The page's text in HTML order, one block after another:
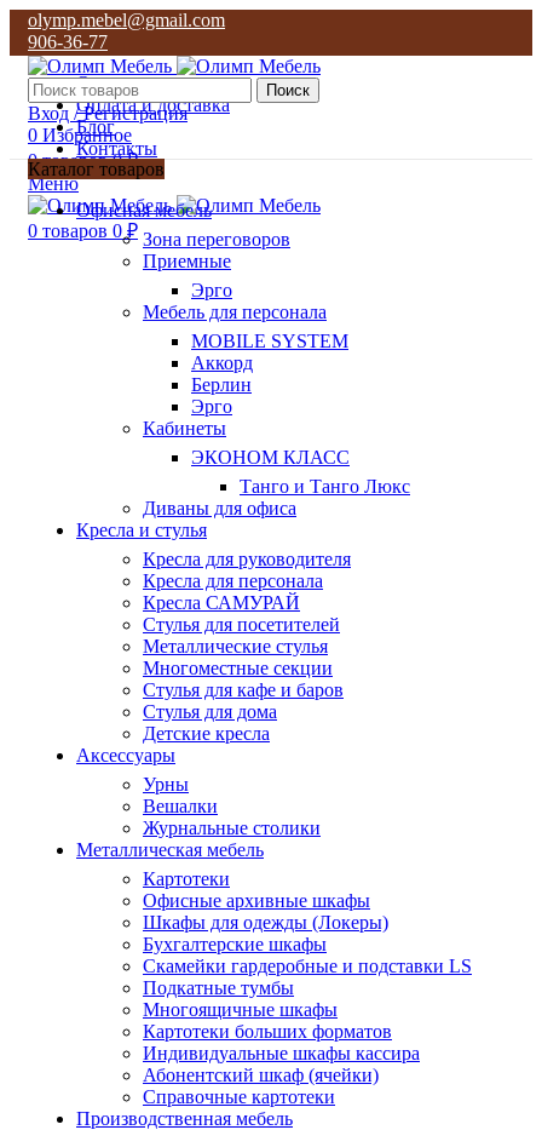
olymp.mebel@gmail.com
906-36-77
О нас
Оплата и доставка
Блог
Контакты
906-36-77
Поиск
Вход / Регистрация
0 Избранное
0товаров 0₽
Меню
0 товаров 0 ₽
Каталог товаров
Офисная мебель
Зона переговоров
Приемные
Эрго
Мебель для персонала
MOBILE SYSTEM
Аккорд
Берлин
Эрго
Кабинеты
ЭКОНОМ КЛАСС
Танго и Танго Люкс
Диваны для офиса
Кресла и стулья
Кресла для руководителя
Кресла для персонала
Кресла САМУРАЙ
Стулья для посетителей
Металлические стулья
Многоместные секции
Стулья для кафе и баров
Стулья для дома
Детские кресла
Аксессуары
Урны
Вешалки
Журнальные столики
Металлическая мебель
Картотеки
Офисные архивные шкафы
Шкафы для одежды (Локеры)
Бухгалтерские шкафы
Скамейки гардеробные и подставки LS
Подкатные тумбы
Многоящичные шкафы
Картотеки больших форматов
Индивидуальные шкафы кассира
Абонентский шкаф (ячейки)
Справочные картотеки
Производственная мебель